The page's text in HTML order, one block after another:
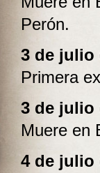
Perón.
3 de julio
Primera
3 de julio
Muere en
4 de julio